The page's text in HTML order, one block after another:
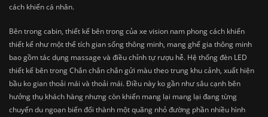
cách khiến cá nhân.
Bên trong cabin, thiết kế bên trong của xe vision nam phong cách khiến
thiết kế như một thể tích gian sống thông minh, mang ghế gia thông minh
bao gồm tác dụng massage và điều chỉnh tự rượu hễ. Hệ thống đèn LED
thiết kế bên trong Chắn chắn chắn gửi màu theo trung khu cảnh, xuất hiện
bầu ko gian thoải mái và thoải mái. Điều này ko gần như sâu cạnh bên
hưởng thụ khách hàng nhưng còn khiến mang lại mang lại đang từng
chuyến du ngoạn biến đổi thành một quãng nhỏ đường phần nhiều hình